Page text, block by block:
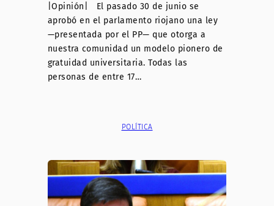
|Opinión| El pasado 30 de junio se
aprobó en el parlamento riojano una ley
—presentada por el PP— que otorga a
nuestra comunidad un modelo pionero de
gratuidad universitaria. Todas las
personas de entre 17…
POLÍTICA